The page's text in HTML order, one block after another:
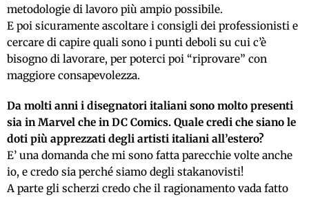
metodologie di lavoro più ampio possibile.
E poi sicuramente ascoltare i consigli dei professionisti e
cercare di capire quali sono i punti deboli su cui c’è
bisogno di lavorare, per poterci poi “riprovare” con
maggiore consapevolezza.
Da molti anni i disegnatori italiani sono molto presenti
sia in Marvel che in DC Comics. Quale credi che siano le
doti più apprezzati degli artisti italiani all’estero?
E’ una domanda che mi sono fatta parecchie volte anche
io, e credo sia perché siamo degli stakanovisti!
A parte gli scherzi credo che il ragionamento vada fatto